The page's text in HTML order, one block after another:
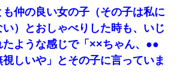
一緒にお風呂に入っちゃった～｣とか毎日兄
事故で亡くなった。→Ａ子のお母さんの話に
妊娠した」俺『それじゃあ皆に祝ってもら
れ帰ってホームパーティー→俺『皆に祝え
！』→
仲の良い女の子（その子は私に
）とおしゃべりした時も、いじ
たような感じで「××ちゃん、●●
しいや」とその子に言っていま